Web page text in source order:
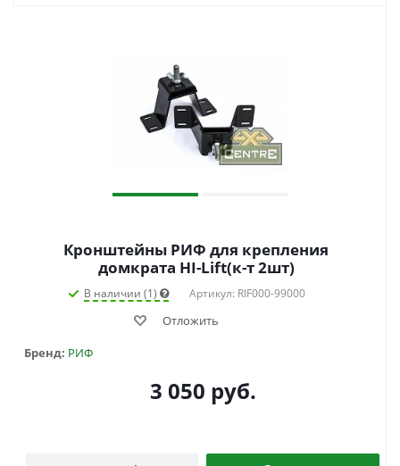
Кронштейны РИФ для крепления
домкрата HI-Lift(к-т 2шт)
В наличии (1) Артикул: RIF000-99000
Отложить
Бренд: РИФ
3 050 руб.